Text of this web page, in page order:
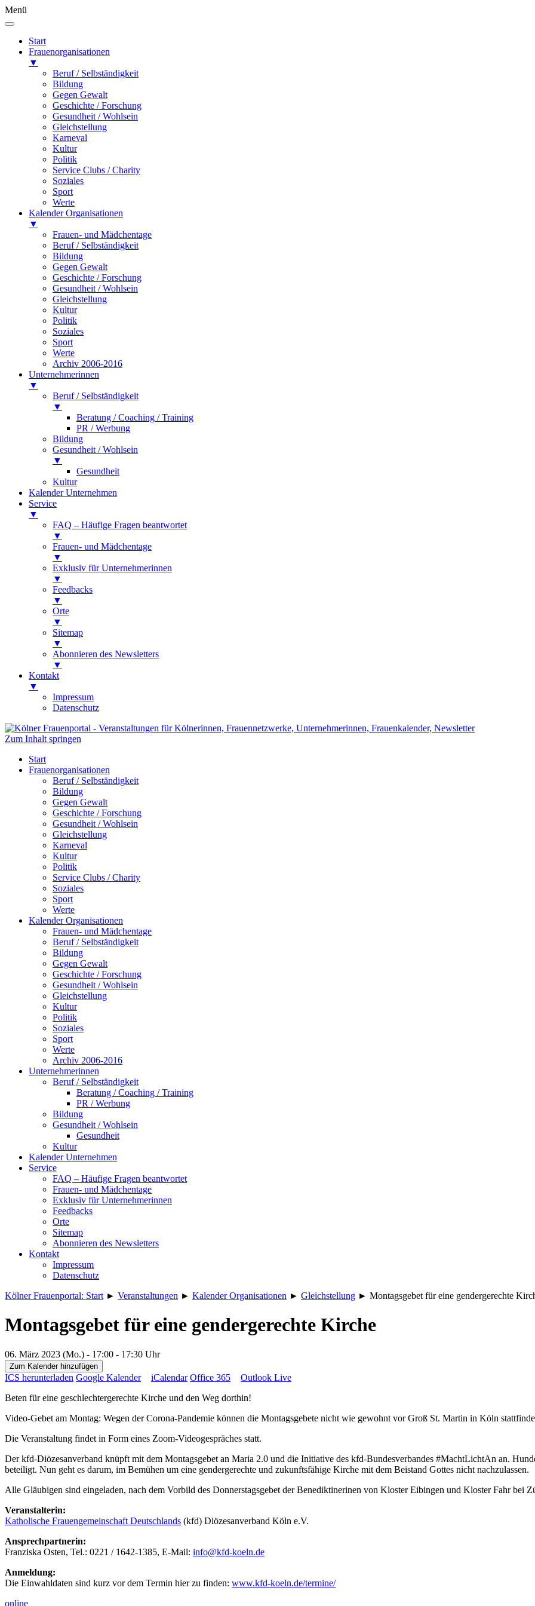
Menü
Start
Frauenorganisationen
▼
Beruf / Selbständigkeit
Bildung
Gegen Gewalt
Geschichte / Forschung
Gesundheit / Wohlsein
Gleichstellung
Karneval
Kultur
Politik
Service Clubs / Charity
Soziales
Sport
Werte
Kalender Organisationen
▼
Frauen- und Mädchentage
Beruf / Selbständigkeit
Bildung
Gegen Gewalt
Geschichte / Forschung
Gesundheit / Wohlsein
Gleichstellung
Kultur
Politik
Soziales
Sport
Werte
Archiv 2006-2016
Unternehmerinnen
▼
Beruf / Selbständigkeit
▼
Beratung / Coaching / Training
PR / Werbung
Bildung
Gesundheit / Wohlsein
▼
Gesundheit
Kultur
Kalender Unternehmen
Service
▼
FAQ – Häufige Fragen beantwortet
▼
Frauen- und Mädchentage
▼
Exklusiv für Unternehmerinnen
▼
Feedbacks
▼
Orte
▼
Sitemap
▼
Abonnieren des Newsletters
▼
Kontakt
▼
Impressum
Datenschutz
Kölner Frauenportal
Veranstaltungen für Kölnerinnen, Frauennetzwerke, Unternehmerinnen,
Zum Inhalt springen
Start
Frauenorganisationen
Beruf / Selbständigkeit
Bildung
Gegen Gewalt
Geschichte / Forschung
Gesundheit / Wohlsein
Gleichstellung
Karneval
Kultur
Politik
Service Clubs / Charity
Soziales
Sport
Werte
Kalender Organisationen
Frauen- und Mädchentage
Beruf / Selbständigkeit
Bildung
Gegen Gewalt
Geschichte / Forschung
Gesundheit / Wohlsein
Gleichstellung
Kultur
Politik
Soziales
Sport
Werte
Archiv 2006-2016
Unternehmerinnen
Beruf / Selbständigkeit
Beratung / Coaching / Training
PR / Werbung
Bildung
Gesundheit / Wohlsein
Gesundheit
Kultur
Kalender Unternehmen
Service
FAQ – Häufige Fragen beantwortet
Frauen- und Mädchentage
Exklusiv für Unternehmerinnen
Feedbacks
Orte
Sitemap
Abonnieren des Newsletters
Kontakt
Impressum
Datenschutz
Kölner Frauenportal: Start ► Veranstaltungen ► Kalender Organisationen ► Gleichstellung ► Montagsgebet für eine gendergerechte
Montagsgebet für eine gendergerechte Kirche
06. März 2023 (Mo.) - 17:00 - 17:30 Uhr
Zum Kalender hinzufügen
ICS herunterladen Google Kalender iCalendar Office 365
Outlook Live
Beten für eine geschlechtergerechte Kirche und den Weg dorthin!
Video-Gebet am Montag: Wegen der Corona-Pandemie können die Montagsgebete nicht wie gewohnt vor Groß St. Martin in Köln
Die Veranstaltung findet in Form eines Zoom-Videogespräches statt.
Der kfd-Diözesanverband knüpft mit dem Montagsgebet an Maria 2.0 und die Initiative des kfd-Bundesverbandes #MachtLichtAn an.
beteiligt. Nun geht es darum, im Bemühen um eine gendergerechte und zukunftsfähige Kirche mit dem Beistand Gottes nicht nachzulassen.
Alle Gläubigen sind eingeladen, nach dem Vorbild des Donnerstagsgebet der Benediktinerinen von Kloster Eibingen und Kloster Fahr bei
Veranstalterin:
Katholische Frauengemeinschaft Deutschlands (kfd) Diözesanverband Köln e.V.
Ansprechpartnerin:
Franziska Osten, Tel.: 0221 / 1642-1385, E-Mail: info@kfd-koeln.de
Anmeldung:
Die Einwahldaten sind kurz vor dem Termin hier zu finden: www.kfd-koeln.de/termine/
online